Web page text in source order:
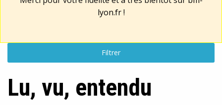
lyon.fr!
Filtrer
Lu, vu, entendu